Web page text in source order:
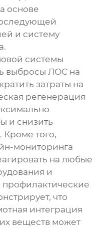
основе
и систему
системы
выбросы ЛОС на
затраты на
регенерация
и снизить
Кроме того,
мониторинга
на любые
и
что
интеграция
веществ может